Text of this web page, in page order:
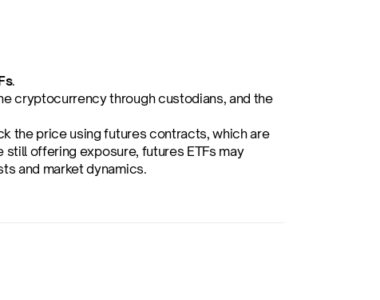
.
cryptocurrency through custodians, and the
the price using futures contracts, which are
offering exposure, futures ETFs may
and market dynamics.